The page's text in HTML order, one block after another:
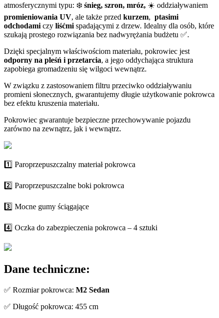
atmosferycznymi typu: ❄️ śnieg, szron, mróz, ☀️ oddziaływaniem
promieniowania UV, ale także przed kurzem, ptasimi
odchodami czy liśćmi spadającymi z drzew. Idealny dla osób, które
szukają prostego rozwiązania bez nadwyrężania budżetu ✅.
Dzięki specjalnym właściwościom materiału, pokrowiec jest
odporny na pleśń i przetarcia, a jego oddychająca struktura
zapobiega gromadzeniu się wilgoci wewnątrz.
W związku z zastosowaniem filtru przeciwko oddziaływaniu
promieni słonecznych, gwarantujemy długie użytkowanie pokrowca
bez efektu kruszenia materiału.
Pokrowiec gwarantuje bezpieczne przechowywanie pojazdu
zarówno na zewnątrz, jak i wewnątrz.
1️⃣ Paroprzepuszczalny materiał pokrowca
2️⃣ Paroprzepuszczalne boki pokrowca
3️⃣ Mocne gumy ściągające
4️⃣ Oczka do zabezpieczenia pokrowca – 4 sztuki
Dane techniczne:
✅ Rozmiar pokrowca: M2 Sedan
✅ Długość pokrowca: 455 cm